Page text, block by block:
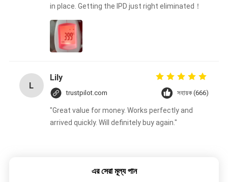
in place. Getting the IPD just right eliminated！
L
Lily
trustpilot.com সহায়ক (666)
"Great value for money. Works perfectly and
arrived quickly. Will definitely buy again."
এর সেরা মূল্য পান